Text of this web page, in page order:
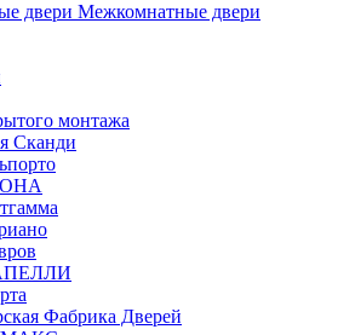
Межкомнатные двери
монтажа
Сканди
Фабрика Дверей